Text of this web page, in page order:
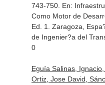
743-750. En:
Como Motor de
Ed. 1. Zaragoza,
de Ingenier?a del
0
Eguía Salinas,
Ortiz, Jose David,